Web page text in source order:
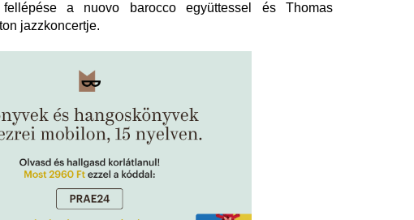
fellépése a nuovo barocco együttessel és Thomas
jazzkoncertje.